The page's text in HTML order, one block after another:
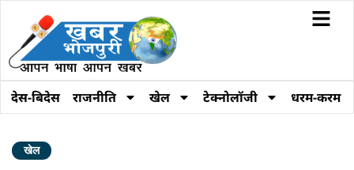
देस-बिदेस राजनीति खेल टेक्नोलॉजी धरम-करम
खेल